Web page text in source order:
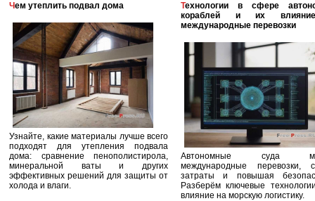
Чем утеплить подвал дома
Узнайте, какие материалы лучше всего
подходят для утепления подвала
дома: сравнение пенополистирола,
минеральной ваты и других
эффективных решений для защиты от
холода и влаги.
Технологии в сфере автономных
кораблей и их
международные перевозки
Автономные суда
международные перевозки,
затраты и повышая
Разберём ключевые
влияние на морскую логистику.